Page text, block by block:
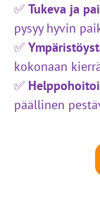
✅ Tukeva ja
pysyy hyvin
✅
kokonaan
✅
päällinen